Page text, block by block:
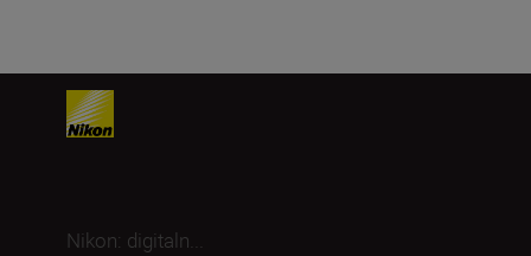
Nikon: digitaln...